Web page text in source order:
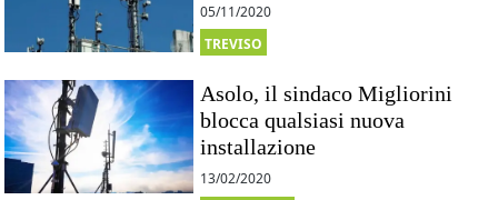
05/11/2020
TREVISO
Asolo, il sindaco Migliorini
blocca qualsiasi nuova
installazione
13/02/2020